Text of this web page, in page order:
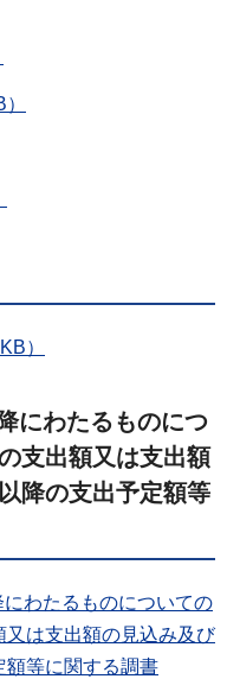
）
にわたるものにつ
支出額又は支出額
降の支出予定額等
わたるものについての
は支出額の見込み及び
額等に関する調書